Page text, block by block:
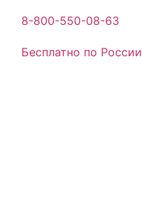
8-800-550-08-63
Бесплатно по России